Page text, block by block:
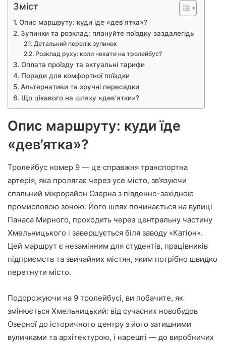
Зміст
Опис маршруту: куди їде «дев’ятка»?
Зупинки та розклад: плануйте поїздку заздалегідь
Детальний перелік зупинок
Розклад руху: коли чекати на тролейбус?
Оплата проїзду та актуальні тарифи
Поради для комфортної поїздки
Альтернативи та зручні пересадки
Що цікавого на шляху «дев’ятки»?
Опис маршруту: куди їде
«дев’ятка»?
Тролейбус номер 9 — це справжня транспортна
артерія, яка пролягає через усе місто, зв’язуючи
спальний мікрорайон Озерна з південно-західною
промисловою зоною. Його шлях починається на вулиці
Панаса Мирного, проходить через центральну частину
Хмельницького і завершується біля заводу «Катіон».
Цей маршрут є незамінним для студентів, працівників
підприємств та звичайних містян, яким потрібно швидко
перетнути місто.
Подорожуючи на 9 тролейбусі, ви побачите, як
змінюється Хмельницький: від сучасних новобудов
Озерної до історичного центру з його затишними
вуличками та архітектурою, і нарешті — до виробничих